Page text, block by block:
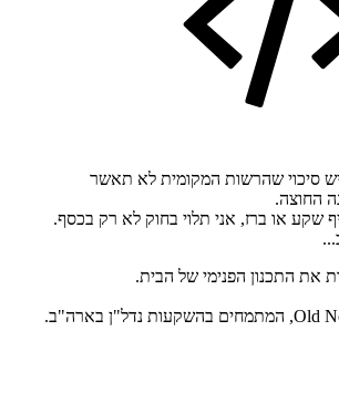
סיכוי שהרשות המקומית לא תאשר
החוצה.
שקע או ברז, אני תלוי בחוק לא רק בכסף.
את התכנון הפנימי של הבית.